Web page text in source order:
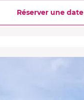
Réserver une date